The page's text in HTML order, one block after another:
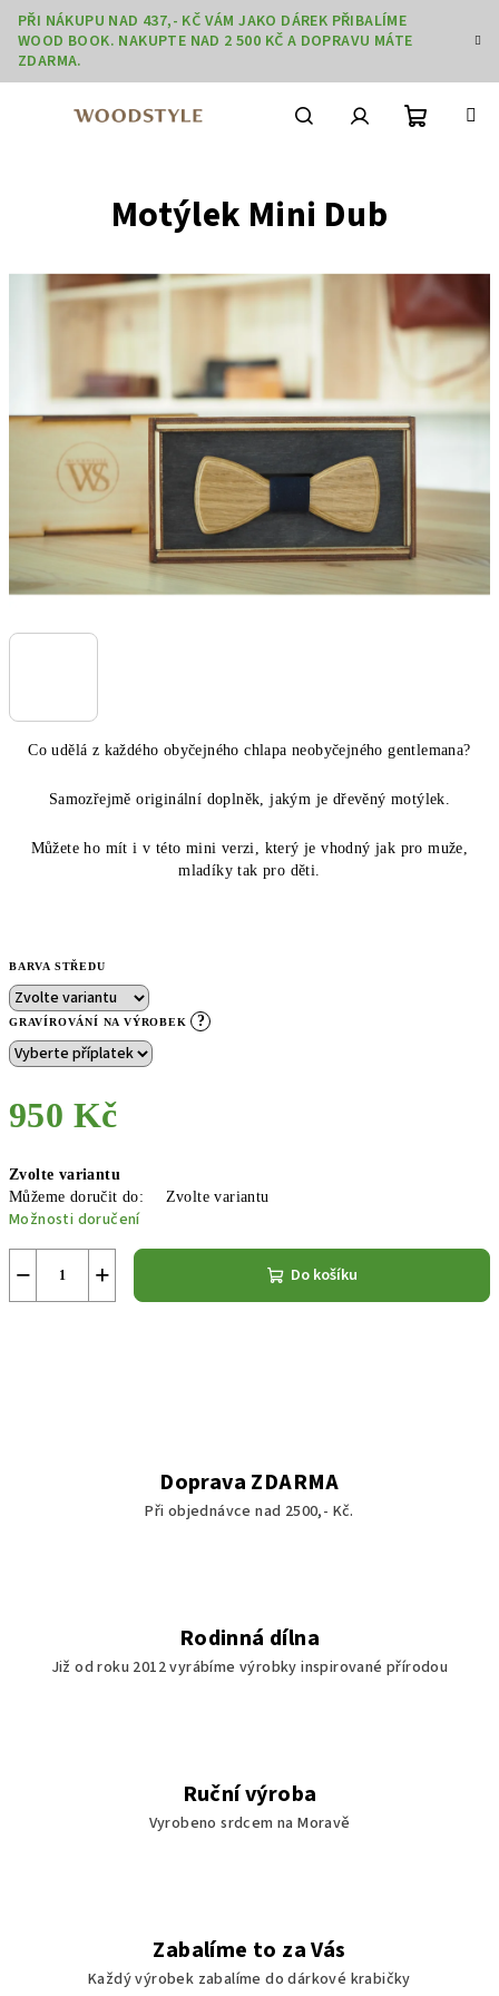
Přejít
obsah
PŘI NÁKUPU NAD 437,- KČ VÁM JAKO DÁREK PŘIBALÍME
WOOD BOOK. NAKUPTE NAD 2 500 KČ A DOPRAVU MÁTE
ZDARMA.
Co udělá z každého obyčejného chlapa neobyčejného gentlemana?
Samozřejmě originální doplněk, jakým je dřevěný motýlek.
Můžete ho mít i v této mini verzi, který je vhodný jak pro muže,
mladíky tak pro děti.
BARVA STŘEDU
GRAVÍROVÁNÍ NA VÝROBEK ?
950 Kč
cena:
Zvolte variantu
Můžeme doručit do:
Zvolte variantu
Možnosti doručení
+
− Do košíku
Motýlek Mini Dub
Doprava ZDARMA
Při objednávce nad 2500,- Kč.
Rodinná dílna
Již od roku 2012 vyrábíme výrobky inspirované přírodou
Ruční výroba
Vyrobeno srdcem na Moravě
Zabalíme to za Vás
Každý výrobek zabalíme do dárkové krabičky